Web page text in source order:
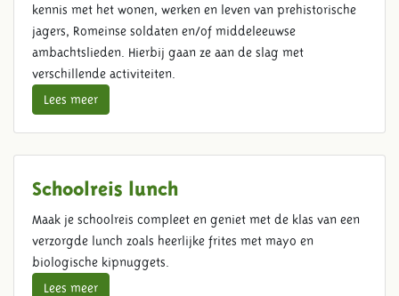
kennis met het wonen, werken en leven van prehistorische
jagers, Romeinse soldaten en/of middeleeuwse
ambachtslieden. Hierbij gaan ze aan de slag met
verschillende activiteiten.
Lees meer
Schoolreis lunch
Maak je schoolreis compleet en geniet met de klas van een
verzorgde lunch zoals heerlijke frites met mayo en
biologische kipnuggets.
Lees meer